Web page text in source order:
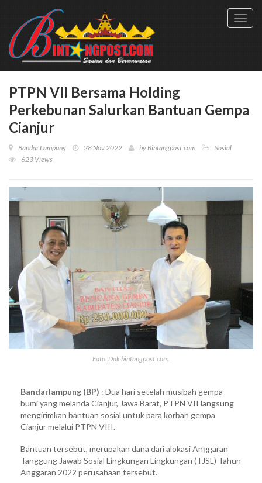
PTPN VII Bersama Holding
Perkebunan Salurkan Bantuan Gempa
Cianjur
Bandar Lampung 28 Nov 2022 by Bintangpost.com
Sosial
623 Views
Foto. Dok bintangpost.com.
Bandarlampung (BP) : Dua hari setelah musibah gempa
bumi yang melanda Cianjur, Jawa Barat, PTPN VII langsung
mengirimkan bantuan sosial untuk para korban gempa
Cianjur melalui PTPN VIII.
Bantuan tersebut, merupakan dana dari alokasi Anggaran
Tanggung Jawab Sosial Lingkungan Lingkungan (TJSL) Tahun
Anggaran 2022 perusahaan tersebut.